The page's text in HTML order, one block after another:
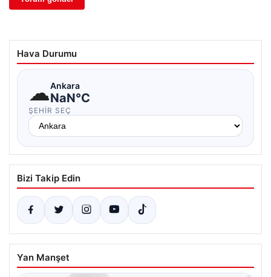
Hava Durumu
☁Ankara
NaN°C
ŞEHIR SEÇ
Bizi Takip Edin
Yan Manşet